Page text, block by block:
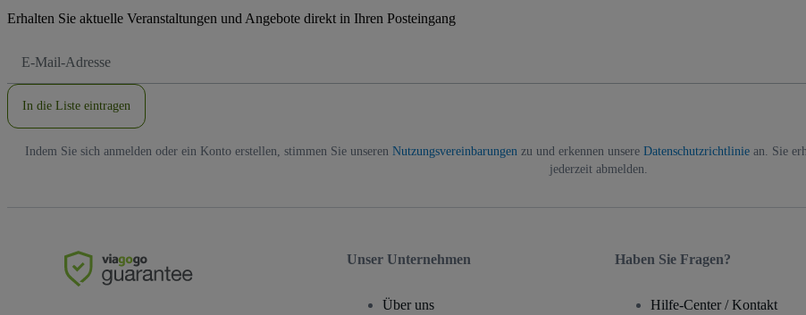
Erhalten Sie aktuelle Veranstaltungen und Angebote direkt in Ihren Posteingang
Mail-
In die Liste eintragen
Indem Sie sich anmelden oder ein Konto erstellen, stimmen Sie unseren Nutzungsvereinbarungen zu und erkennen unsere Datenschutzrichtlinie an. Sie
jederzeit abmelden.
Unser Unternehmen
Über uns
Haben Sie Fragen?
Hilfe-Center / Kontakt